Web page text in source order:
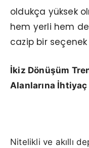
oldukça yüksek
hem yerli hem de
cazip bir
İkiz Dönüşüm
Alanlarına İhtiyaç
Nitelikli ve akıllı